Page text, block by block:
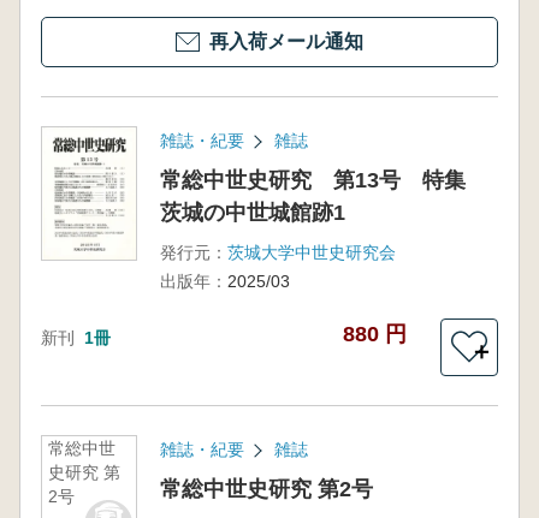
再入荷メール通知
雑誌・紀要 雑誌
常総中世史研究 第13号 特集
茨城の中世城館跡1
発行元： 茨城大学中世史研究会
出版年： 2025/03
新刊 1冊 880 円
＋
常総中世
史研究 第
2号
雑誌・紀要 雑誌
常総中世史研究 第2号